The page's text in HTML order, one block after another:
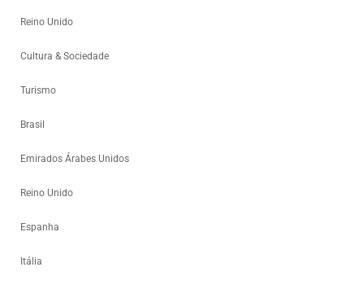
Reino Unido
Cultura & Sociedade
Turismo
Brasil
Emirados Árabes Unidos
Reino Unido
Espanha
Itália